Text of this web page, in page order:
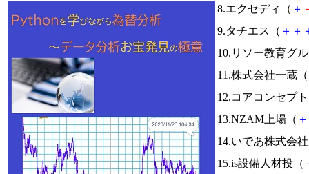
8.エクセディ（ ＋
9.タチエス（ ＋ ＋
10.リソー教育グ
11.株式会社一蔵（
12.コアコンセプ
13.NZAM上場（ ＋
14.いであ株式会
15.is設備人材投（